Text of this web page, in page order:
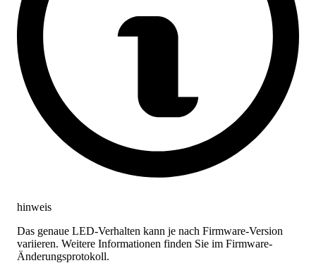
hinweis
Das genaue LED-Verhalten kann je nach Firmware-Version
variieren. Weitere Informationen finden Sie im Firmware-
Änderungsprotokoll.